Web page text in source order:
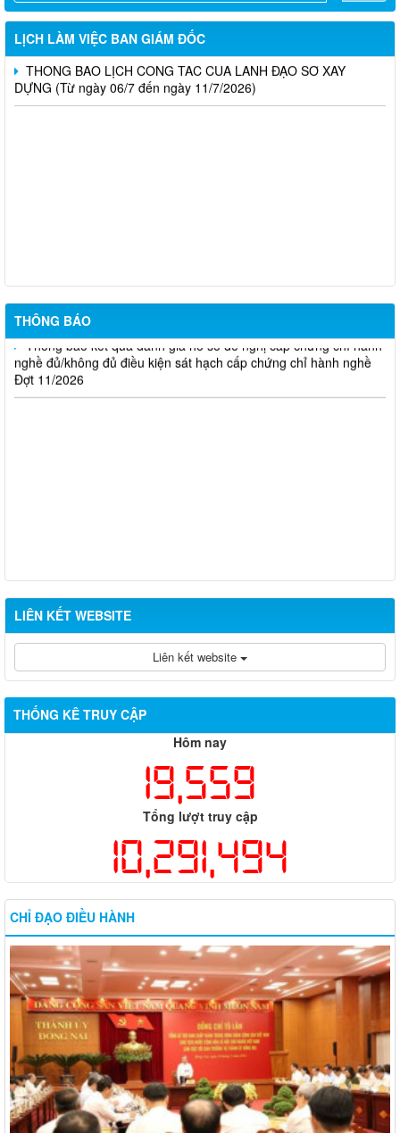
LỊCH LÀM VIỆC BAN GIÁM ĐỐC
THÔNG BÁO LỊCH CÔNG TÁC CỦA LÃNH ĐẠO SỞ XÂY
DỰNG (Từ ngày 20/7 đến ngày 25/7/2026)
THÔNG BÁO LỊCH CÔNG TÁC CỦA LÃNH ĐẠO SỞ XÂY
DỰNG (Từ ngày 06/7 đến ngày 11/7/2026)
THÔNG BÁO
nghề đủ/không đủ điều kiện sát hạch cấp chứng chỉ hành nghề
Đợt 10/2026
Thông báo kết quả đánh giá hồ sơ đề nghị cấp chứng chỉ hành
nghề đủ/không đủ điều kiện sát hạch cấp chứng chỉ hành nghề
Đợt 11/2026
LIÊN KẾT WEBSITE
Liên kết website
THỐNG KÊ TRUY CẬP
Hôm nay
19,559
Tổng lượt truy cập
10,291,494
CHỈ ĐẠO ĐIỀU HÀNH